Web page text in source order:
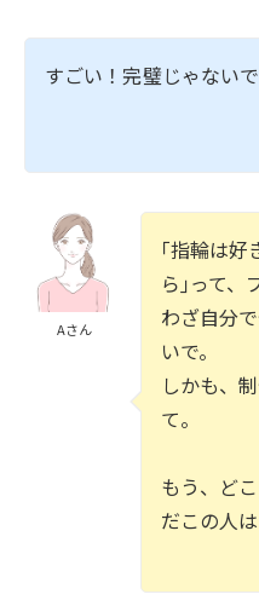
すごい！完璧じゃないで
Aさん
｢指輪は好
ら｣って、
わざ自分
いで。
しかも、
て。
もう、ど
だこの人